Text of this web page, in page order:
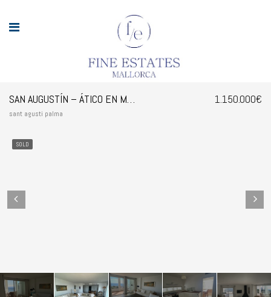
sant agusti palma
1.150.000€
SOLD